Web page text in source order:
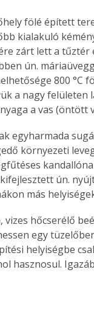
fölé épített
kialakuló
zárt lett a
ún.
800 °C
a nagy
a vas (öntött
egyharmada
környezeti
ún.
más
vizes hőcserélő
egy
helyiségbe
hasznosul.